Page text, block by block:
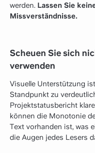
werden. Lassen Sie
Missverständnisse.
Scheuen Sie sich
verwenden
Visuelle Unterstützung
Standpunkt zu
Projektstatusbericht
können die Monotonie
Text vorhanden ist, was
die Augen jedes Lesers